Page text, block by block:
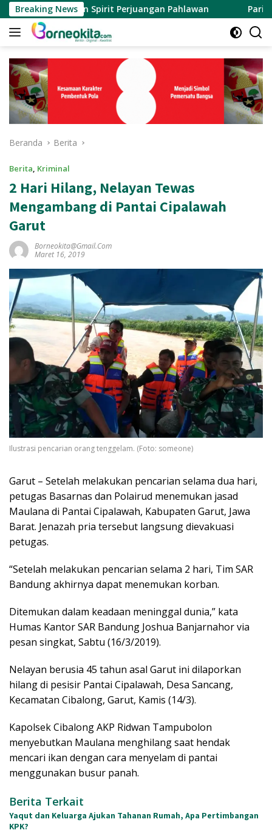
Langsung
ke
konten
Breaking News
Spirit Perjuangan Pahlawan Paripurna
Beranda Berita
Berita, Kriminal
2 Hari Hilang, Nelayan Tewas
Mengambang di Pantai Cipalawah
Garut
Borneokita@gmail.com
Maret 16, 2019
Ilustrasi pencarian orang tenggelam. (Foto: someone)
Garut – Setelah melakukan pencarian selama dua hari,
petugas Basarnas dan Polairud menemukan jasad
Maulana di Pantai Cipalawah, Kabupaten Garut, Jawa
Barat. Jenazah pria tersebut langsung dievakuasi
petugas.
“Setelah melakukan pencarian selama 2 hari, Tim SAR
Bandung akhirnya dapat menemukan korban.
Ditemukan dalam keadaan meninggal dunia,” kata
Humas Kantor SAR Bandung Joshua Banjarnahor via
pesan singkat, Sabtu (16/3/2019).
Nelayan berusia 45 tahun asal Garut ini dilaporkan
hilang di pesisir Pantai Cipalawah, Desa Sancang,
Kecamatan Cibalong, Garut, Kamis (14/3).
Kapolsek Cibalong AKP Ridwan Tampubolon
menyebutkan Maulana menghilang saat hendak
mencari ikan dengan cara menyelam di pantai
menggunakan busur panah.
Berita Terkait
Yaqut dan Keluarga Ajukan Tahanan Rumah, Apa Pertimbangan
KPK?